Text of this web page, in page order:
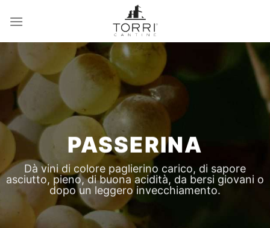
PASSERINA
Dà vini di colore paglierino carico, di sapore
asciutto, pieno, di buona acidità, da bersi giovani o
dopo un leggero invecchiamento.